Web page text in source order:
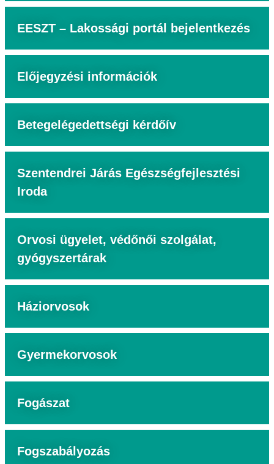
EESZT – Lakossági portál bejelentkezés
Előjegyzési információk
Betegelégedettségi kérdőív
Szentendrei Járás Egészségfejlesztési
Iroda
Orvosi ügyelet, védőnői szolgálat,
gyógyszertárak
Háziorvosok
Gyermekorvosok
Fogászat
Fogszabályozás